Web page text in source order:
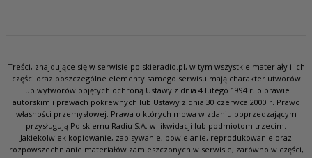
Treści, znajdujące się w serwisie polskieradio.pl, w tym wszystkie materiały i ich
części oraz poszczególne elementy samego serwisu mają charakter utworów
lub wytworów objętych ochroną Ustawy z dnia 4 lutego 1994 r. o prawie
autorskim i prawach pokrewnych lub Ustawy z dnia 30 czerwca 2000 r. Prawo
własności przemysłowej. Prawa o których mowa w zdaniu poprzedzającym
przysługują Polskiemu Radiu S.A. w likwidacji lub podmiotom trzecim.
Jakiekolwiek kopiowanie, zapisywanie, powielanie, reprodukowanie oraz
rozpowszechnianie materiałów zamieszczonych w serwisie, zarówno w części,